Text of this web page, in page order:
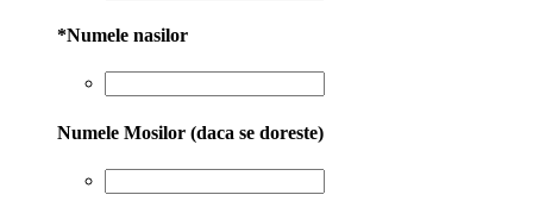
*Numele nasilor
Numele Mosilor (daca se doreste)